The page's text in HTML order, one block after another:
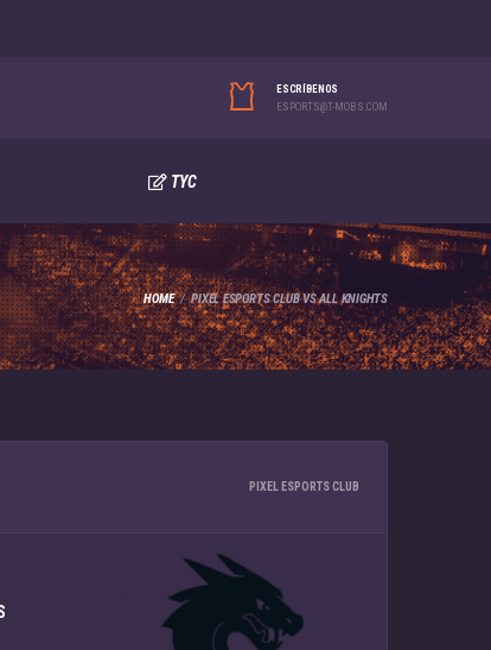
ESCRÍBENOS
ESPORTS@T-MOBS.COM
TYC
HOME PIXEL ESPORTS CLUB VS ALL KNIGHTS
PIXEL ESPORTS CLUB